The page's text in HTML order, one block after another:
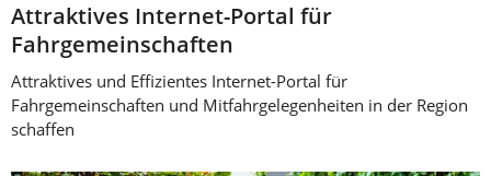
Attraktives Internet-Portal für
Fahrgemeinschaften
Attraktives und Effizientes Internet-Portal für
Fahrgemeinschaften und Mitfahrgelegenheiten in der Region
schaffen